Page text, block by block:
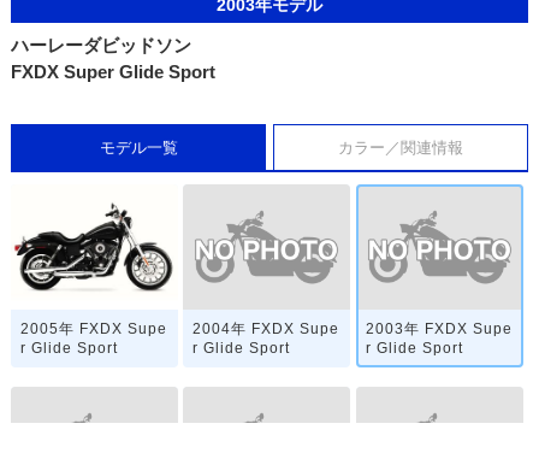
2003年モデル
ハーレーダビッドソン
FXDX Super Glide Sport
モデル一覧 カラー／関連情報
2005年 FXDX Supe
r Glide Sport
2004年 FXDX Supe
r Glide Sport
2003年 FXDX Supe
r Glide Sport